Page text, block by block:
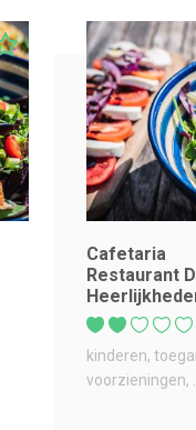
Cafetaria
Restaurant
kinderen
voorzieningen